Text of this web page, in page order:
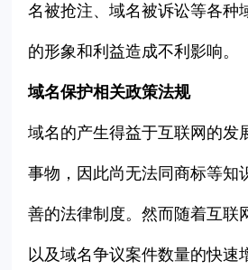
名被抢注、域名被诉讼等各种
的形象和利益造成不利影响。
域名保护相关政策法规
域名的产生得益于互联网的发
事物，因此尚无法同商标等知
善的法律制度。然而随着互联
以及域名争议案件数量的快速